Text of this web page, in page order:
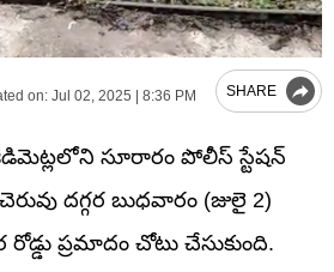
on: Jul 02, 2025 | 8:36 PM SHARE
సూరారం పోలీస్ స్టేషన్
దగ్గర బుధవారం (జులై 2)
ప్రమాదం చోటు చేసుకుంది.